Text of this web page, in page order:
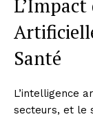
Santé
L’intelligence
secteurs, et le